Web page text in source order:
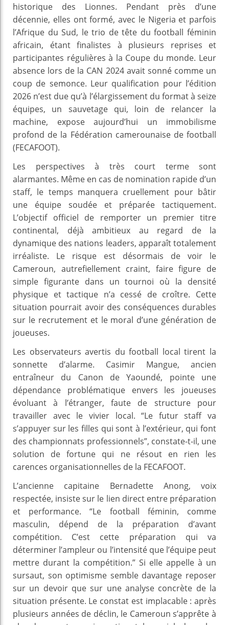
historique des Lionnes. Pendant près d’une
décennie, elles ont formé, avec le Nigeria et parfois
l’Afrique du Sud, le trio de tête du football féminin
africain, étant finalistes à plusieurs reprises et
participantes régulières à la Coupe du monde. Leur
absence lors de la CAN 2024 avait sonné comme un
coup de semonce. Leur qualification pour l’édition
2026 n’est due qu’à l’élargissement du format à seize
équipes, un sauvetage qui, loin de relancer la
machine, expose aujourd’hui un immobilisme
profond de la Fédération camerounaise de football
(FECAFOOT).
Les perspectives à très court terme sont
alarmantes. Même en cas de nomination rapide d’un
staff, le temps manquera cruellement pour bâtir
une équipe soudée et préparée tactiquement.
L’objectif officiel de remporter un premier titre
continental, déjà ambitieux au regard de la
dynamique des nations leaders, apparaît totalement
irréaliste. Le risque est désormais de voir le
Cameroun, autrefiellement craint, faire figure de
simple figurante dans un tournoi où la densité
physique et tactique n’a cessé de croître. Cette
situation pourrait avoir des conséquences durables
sur le recrutement et le moral d’une génération de
joueuses.
Les observateurs avertis du football local tirent la
sonnette d’alarme. Casimir Mangue, ancien
entraîneur du Canon de Yaoundé, pointe une
dépendance problématique envers les joueuses
évoluant à l’étranger, faute de structure pour
travailler avec le vivier local. “Le futur staff va
s’appuyer sur les filles qui sont à l’extérieur, qui font
des championnats professionnels”, constate-t-il, une
solution de fortune qui ne résout en rien les
carences organisationnelles de la FECAFOOT.
L’ancienne capitaine Bernadette Anong, voix
respectée, insiste sur le lien direct entre préparation
et performance. “Le football féminin, comme
masculin, dépend de la préparation d’avant
compétition. C’est cette préparation qui va
déterminer l’ampleur ou l’intensité que l’équipe peut
mettre durant la compétition.” Si elle appelle à un
sursaut, son optimisme semble davantage reposer
sur un devoir que sur une analyse concrète de la
situation présente. Le constat est implacable : après
plusieurs années de déclin, le Cameroun s’apprête à